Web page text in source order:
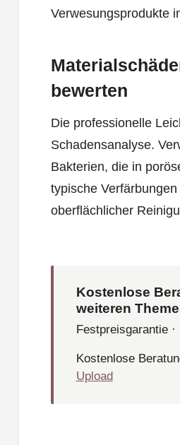
Verwesungsprodukte
bewerten
Die professionelle
Schadensanalyse.
Bakterien, die in
typische
oberflächlicher
Kostenlose
weiteren
Festpreisgarantie
Kostenlose
Upload